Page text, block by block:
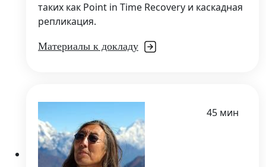
таких как Point in Time Recovery и каскадная
репликация.
Материалы к докладу
45 мин